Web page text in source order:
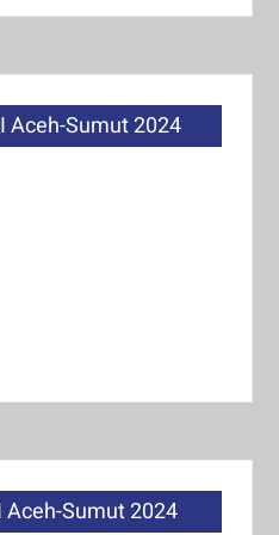
Aceh-Sumut 2024
Aceh-Sumut 2024